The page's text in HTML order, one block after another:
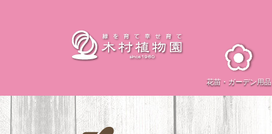
花苗・ ガーデン用品